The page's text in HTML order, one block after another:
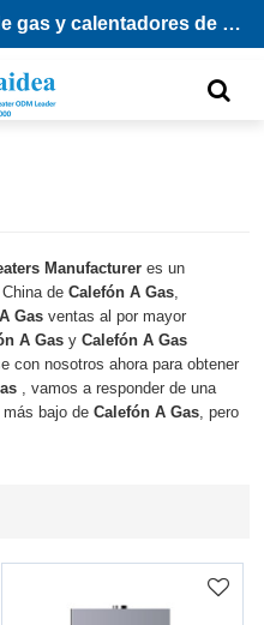
Líder ODM de quemadores de gas y calentadores de agua
Manufacturer es un
China deCalefón A Gas
Gas ventas al por mayor
A Gas yCalefón A Gas
con nosotros ahora para obtener
, vamos a responder de una
más bajo deCalefón A Gas , pero